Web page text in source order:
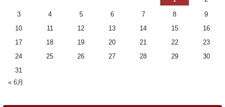
« 6月
3
4 5 6 7 8
9
10
11 12 13 14 15
16
17
18 19 20 21 22
23
24
25 26 27 28 29
30
31